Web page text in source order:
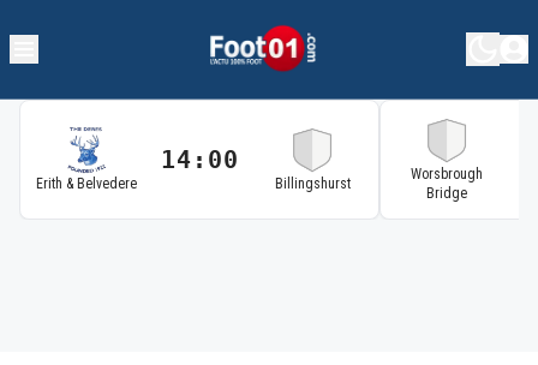
Erith & Belvedere
14:00
Billingshurst
Worsbrough
Bridge